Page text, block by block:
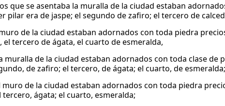
que se asentaba la muralla de la ciudad estaban
pilar era de jaspe; el segundo de zafiro; el tercero de
de la ciudad estaban adornados con toda piedra
tercero de ágata, el cuarto de esmeralda,
muralla de la ciudad estaban adornados con toda clase de
de zafiro; el tercero, de ágata; el cuarto, de esmeralda;
de la ciudad estaban adornados con toda piedra
ágata; el cuarto, esmeralda;